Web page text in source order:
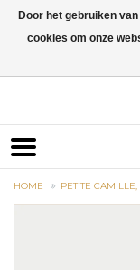
HOME PETITE
Door het gebruiken
cookies om onze